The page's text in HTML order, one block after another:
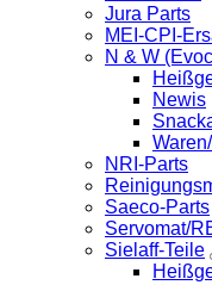
Jura Parts
MEI-CPI-
N & W
Newis
NRI-Parts
Saeco-Parts
Servomat/
Sielaff-Teile